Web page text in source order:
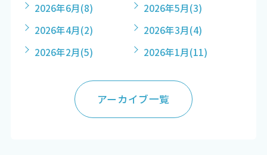
2026年6月(8) 2026年5月(3)
2026年4月(2) 2026年3月(4)
2026年2月(5) 2026年1月(11)
アーカイブ一覧